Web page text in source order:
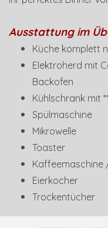
Ausstattung im
Küche komplett
Elektroherd mit
Backofen
Kühlschrank mit
Spülmaschine
Mikrowelle
Toaster
Kaffeemaschine
Eierkocher
Trockentücher